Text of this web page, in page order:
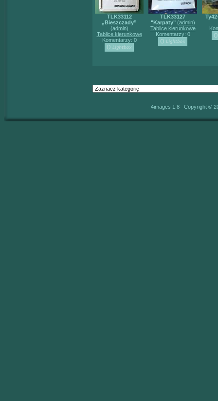
TLK33112
„Bieszczady”
(admin)
Tablice kierunkowe
Komentarzy: 0
TLK33127
"Karpaty"(admin)
Tablice kierunkowe
Komentarzy: 0
4images 1.8 Copyright ©